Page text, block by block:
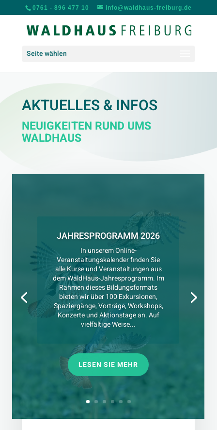
0761 - 896 477 10 info@waldhaus-freiburg.de
Seite wählen
AKTUELLES & INFOS
NEUIGKEITEN RUND UMS
WALDHAUS
JAHRESPROGRAMM 2026
In unserem Online-
Veranstaltungskalender finden Sie
alle Kurse und Veranstaltungen aus
dem WaldHaus-Jahresprogramm. Im
Rahmen dieses Bildungsformats
bieten wir über 100 Exkursionen,
Spaziergänge, Vorträge, Workshops,
Konzerte und Aktionstage an. Auf
vielfältige Weise...
LESEN SIE MEHR